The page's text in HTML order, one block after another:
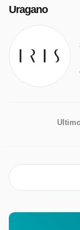
Uragano